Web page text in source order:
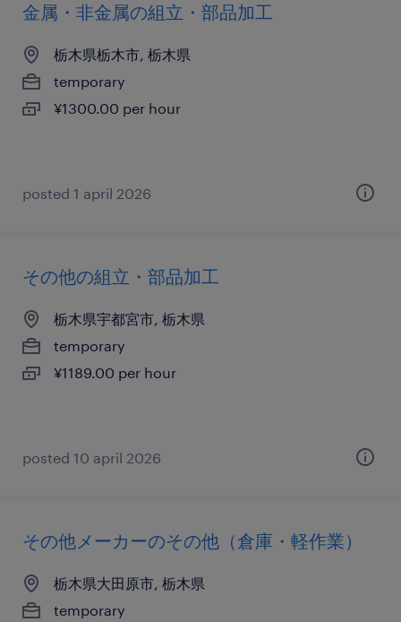
金属・非金属の組立・部品加工
栃木県栃木市, 栃木県
temporary
¥1300.00 per hour
posted 1 april 2026
その他の組立・部品加工
栃木県宇都宮市, 栃木県
temporary
¥1189.00 per hour
posted 10 april 2026
その他メーカーのその他（倉庫・軽作業）
栃木県大田原市, 栃木県
temporary